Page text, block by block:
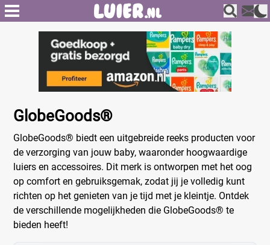
GlobeGoods®
GlobeGoods® biedt een uitgebreide reeks producten voor
de verzorging van jouw baby, waaronder hoogwaardige
luiers en accessoires. Dit merk is ontworpen met het oog
op comfort en gebruiksgemak, zodat jij je volledig kunt
richten op het genieten van je tijd met je kleintje. Ontdek
de verschillende mogelijkheden die GlobeGoods® te
bieden heeft!